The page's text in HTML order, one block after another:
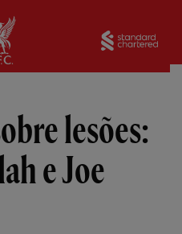
Inicial
lesões:
e Joe